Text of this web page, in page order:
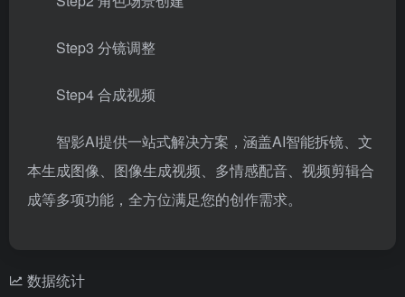
Step3 分镜调整
Step4 合成视频
智影AI提供一站式解决方案，涵盖AI智能拆镜、文
本生成图像、图像生成视频、多情感配音、视频剪辑合
成等多项功能，全方位满足您的创作需求。
数据统计